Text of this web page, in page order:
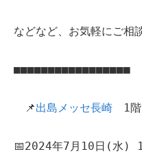
などなど、お気軽にご相
■■■■■■■■■■■■■■■■■
📌出島メッセ長崎 1階
📅2024年7月10日(水)